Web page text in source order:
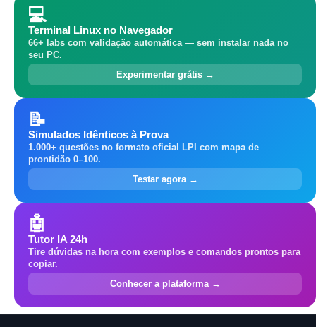
💻
Terminal Linux no Navegador
66+ labs com validação automática — sem instalar nada no
seu PC.
Experimentar grátis →
📝
Simulados Idênticos à Prova
1.000+ questões no formato oficial LPI com mapa de
prontidão 0–100.
Testar agora →
🤖
Tutor IA 24h
Tire dúvidas na hora com exemplos e comandos prontos para
copiar.
Conhecer a plataforma →